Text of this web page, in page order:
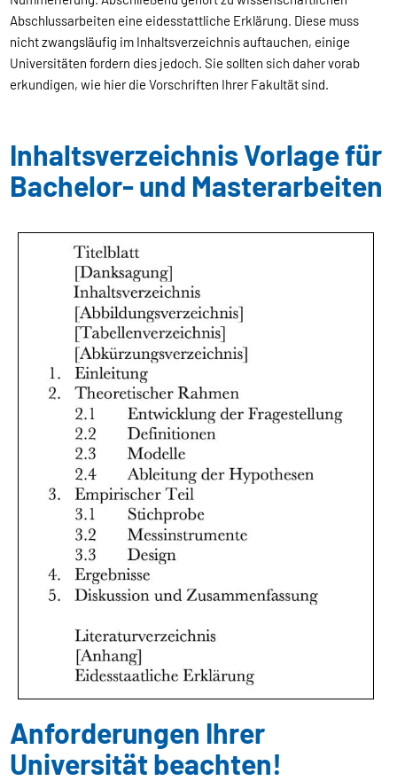
Abschlussarbeiten eine eidesstattliche Erklärung. Diese muss
nicht zwangsläufig im Inhaltsverzeichnis auftauchen, einige
Universitäten fordern dies jedoch. Sie sollten sich daher vorab
erkundigen, wie hier die Vorschriften Ihrer Fakultät sind.
Inhaltsverzeichnis Vorlage für
Bachelor- und Masterarbeiten
Anforderungen Ihrer
Universität beachten!